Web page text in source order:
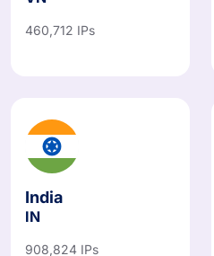
460,712 IPs
India
IN
908,824 IPs